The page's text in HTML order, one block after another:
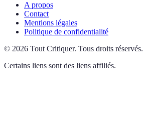
A propos
Contact
Mentions légales
Politique de confidentialité
© 2026 Tout Critiquer. Tous droits réservés.
Certains liens sont des liens affiliés.